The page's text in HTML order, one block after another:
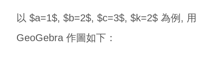
以 $a=1$, $b=2$, $c=3$, $k=2$ 為例, 用
GeoGebra 作圖如下：